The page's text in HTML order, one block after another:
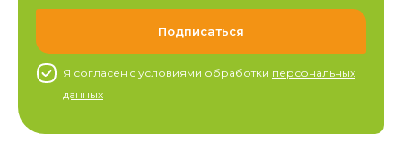
Я согласен c условиями обработки персональных
данных